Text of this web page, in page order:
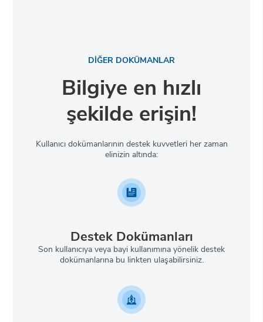
DİĞER DOKÜMANLAR
Bilgiye en hızlı
şekilde erişin!
Kullanıcı dokümanlarının destek kuvvetleri her zaman
elinizin altında:
Destek Dokümanları
Son kullanıcıya veya bayi kullanımına yönelik destek
dokümanlarına bu linkten ulaşabilirsiniz.